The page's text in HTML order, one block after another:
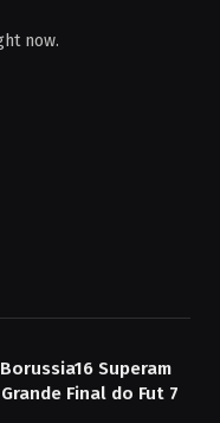
now.
Superam
Final do Fut 7